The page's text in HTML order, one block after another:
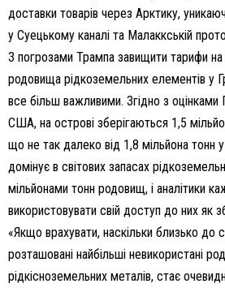
доставки товарів через Арктику,
у Суецькому каналі та Малаккській
З погрозами Трампа завищити тарифи на
родовища рідкоземельних елементів у
все більш важливими. Згідно з оцінками
США, на острові зберігаються 1,5
що не так далеко від 1,8 мільйона тонн
домінує в світових запасах
мільйонами тонн родовищ, і аналітики
використовувати свій доступ до них як
«Якщо врахувати, наскільки близько до
розташовані найбільші невикористані
рідкісноземельних металів, стає